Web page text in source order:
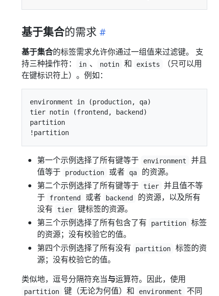
基于集合的需求
基于集合的标签需求允许你通过一组值来过滤键。 支
持三种操作符：
in 、 notin 和 exists
（只可以用
在键标识符上）。例如：
environment in (production, qa)
tier notin (frontend, backend)
partition
第一个示例选择了所有键等于 environment
并且
值等于
production 或者 qa
的资源。
第二个示例选择了所有键等于 tier
并且值不等
于
frontend 或者 backend
的资源，以及所有
没有
tier
键标签的资源。
第三个示例选择了所有包含了有
partition
标签
的资源；没有校验它的值。
第四个示例选择了所有没有
partition
标签的资
源；没有校验它的值。
类似地，逗号分隔符充当与运算符。因此，使用
partition 键（无论为何值）和 environment
不同